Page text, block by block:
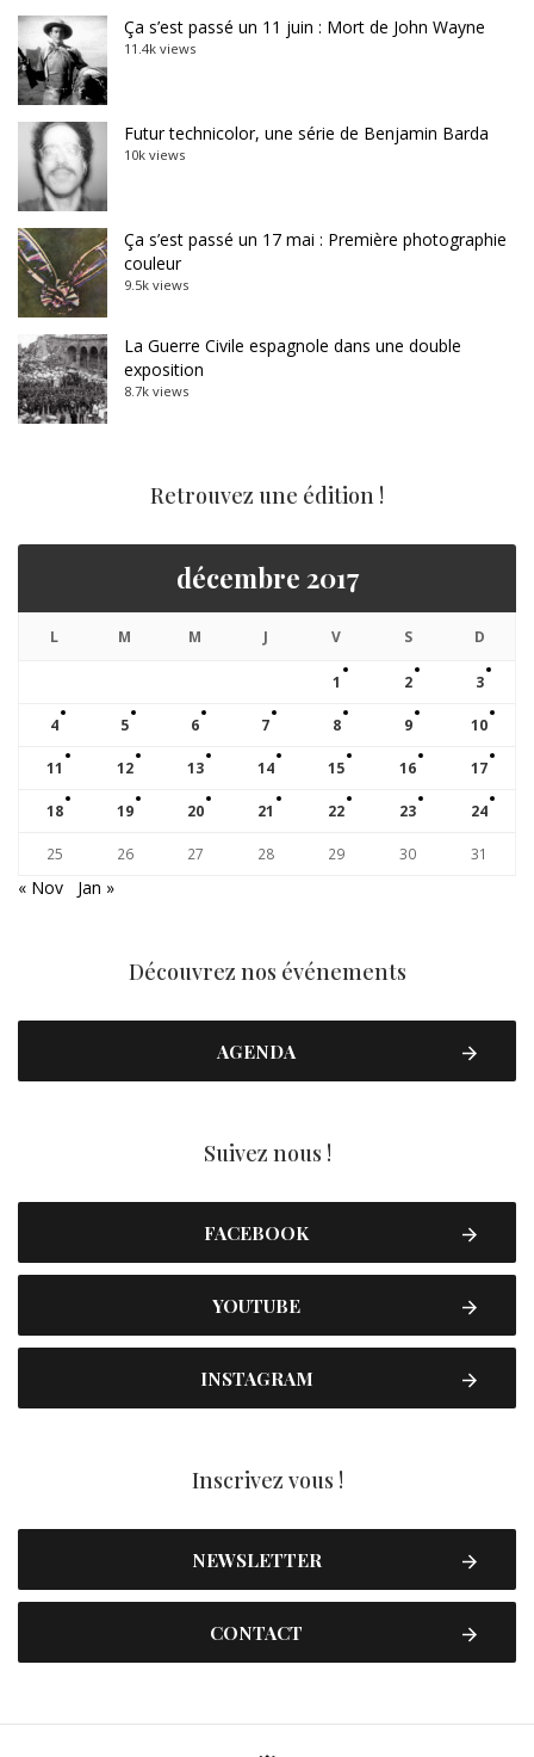
Ça s’est passé un 11 juin : Mort de John Wayne
11.4k views
Futur technicolor, une série de Benjamin Barda
10k views
Ça s’est passé un 17 mai : Première photographie
couleur
9.5k views
La Guerre Civile espagnole dans une double
exposition
8.7k views
Retrouvez une édition !
décembre 2017
L M M J V S D
1 2 3
4 5 6 7 8 9 10
11 12 13 14 15 16 17
18 19 20 21 22 23 24
25 26 27 28 29 30 31
« Nov Jan »
Découvrez nos événements
AGENDA
Suivez nous !
FACEBOOK
YOUTUBE
INSTAGRAM
Inscrivez vous !
NEWSLETTER
CONTACT